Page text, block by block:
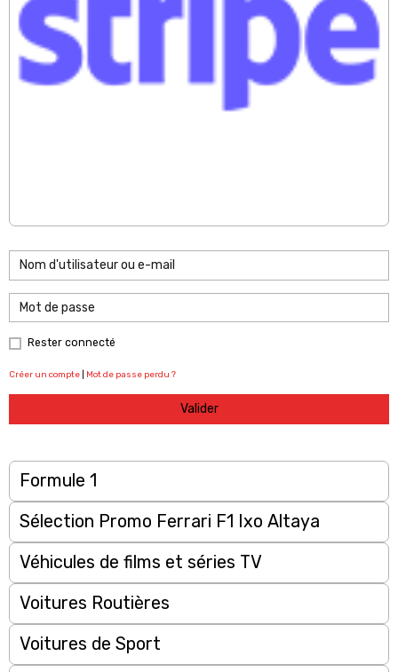
Rester connecté
Créer un compte Mot de passe perdu ?
Valider
Formule 1
Sélection Promo Ferrari F1 Ixo Altaya
Véhicules de films et séries TV
Voitures Routières
Voitures de Sport